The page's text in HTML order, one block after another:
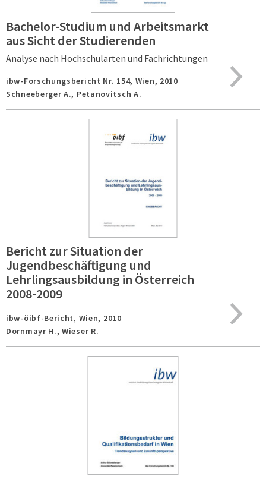
Bachelor-Studium und Arbeitsmarkt
aus Sicht der Studierenden
Analyse nach Hochschularten und Fachrichtungen
ibw-Forschungsbericht Nr. 154, Wien, 2010
Schneeberger A., Petanovitsch A.
Bericht zur Situation der
Jugendbeschäftigung und
Lehrlingsausbildung in Österreich
2008-2009
ibw-öibf-Bericht, Wien, 2010
Dornmayr H., Wieser R.